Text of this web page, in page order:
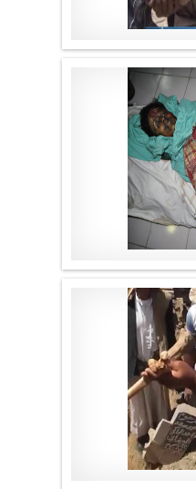
.
موقع لا الأخباري
.
موقع لا الأخباري
.